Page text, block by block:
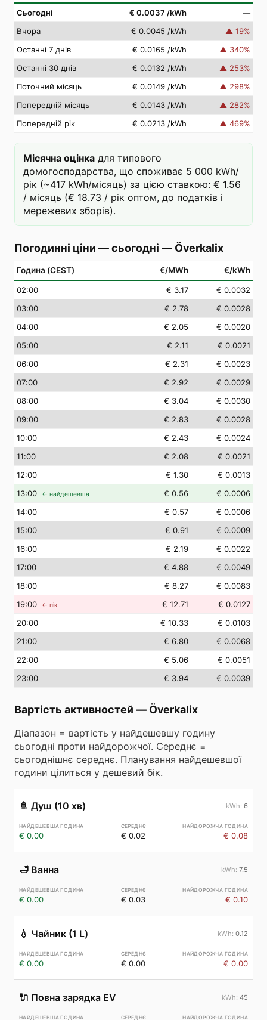
Сьогодні € 0.0037 /kWh
—
Вчора
€ 0.0045 /kWh ▲ 19%
Останні 7 днів
€ 0.0165 /kWh ▲ 340%
Останні 30 днів
€ 0.0132 /kWh ▲ 253%
Поточний місяць
€ 0.0149 /kWh ▲ 298%
Попередній місяць
€ 0.0143 /kWh ▲ 282%
Попередній рік
€ 0.0213 /kWh ▲ 469%
Місячна оцінка для типового
домогосподарства, що споживає 5 000 kWh/
рік (~417 kWh/місяць) за цією ставкою: € 1.56
/ місяць (€ 18.73 / рік оптом, до податків і
мережевих зборів).
Погодинні ціни — сьогодні — Överkalix
Година (CEST) €/MWh €/kWh
02:00 € 3.17
€ 0.0032
03:00 € 2.78
€ 0.0028
04:00 € 2.05
€ 0.0020
05:00 € 2.11
€ 0.0021
06:00 € 2.31
€ 0.0023
07:00 € 2.92
€ 0.0029
08:00 € 3.04
€ 0.0030
09:00 € 2.83
€ 0.0028
10:00 € 2.43
€ 0.0024
11:00 € 2.08
€ 0.0021
12:00 € 1.30
€ 0.0013
13:00 ← найдешевша € 0.56
€ 0.0006
14:00 € 0.57
€ 0.0006
15:00 € 0.91
€ 0.0009
16:00 € 2.19
€ 0.0022
17:00 € 4.88
€ 0.0049
18:00 € 8.27
€ 0.0083
19:00 ← пік € 12.71
€ 0.0127
20:00 € 10.33
€ 0.0103
21:00 € 6.80
€ 0.0068
22:00 € 5.06
€ 0.0051
23:00 € 3.94 € 0.0039
Вартість активностей — Överkalix
Діапазон = вартість у найдешевшу годину
сьогодні проти найдорожчої. Середнє =
сьогоднішнє середнє. Планування найдешевшої
години цілиться у дешевий бік.
🚿 Душ (10 хв) 6
€ 0.00 € 0.02 € 0.08
🛁 Ванна 7.5
€ 0.00 € 0.03 € 0.10
💧 Чайник (1 L) 0.12
€ 0.00 € 0.00 € 0.00
🔌 Повна зарядка EV 45